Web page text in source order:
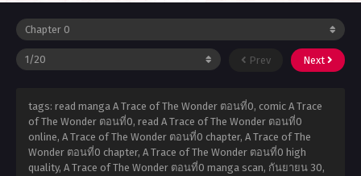
Prev Next
tags: read manga A Trace of The Wonder ตอนที่0, comic A Trace
of The Wonder ตอนที่0, read A Trace of The Wonder ตอนที่0
online, A Trace of The Wonder ตอนที่0 chapter, A Trace of The
Wonder ตอนที่0 chapter, A Trace of The Wonder ตอนที่0 high
quality, A Trace of The Wonder ตอนที่0 manga scan, กันยายน 30,